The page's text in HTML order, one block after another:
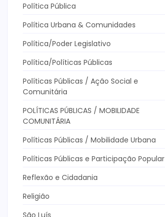
Política Pública
Política Urbana & Comunidades
Política/Poder Legislativo
Política/Políticas Públicas
Políticas Públicas / Ação Social e
Comunitária
POLÍTICAS PÚBLICAS / MOBILIDADE
COMUNITÁRIA
Políticas Públicas / Mobilidade Urbana
Políticas Públicas e Participação Popular
Reflexão e Cidadania
Religião
São Luís